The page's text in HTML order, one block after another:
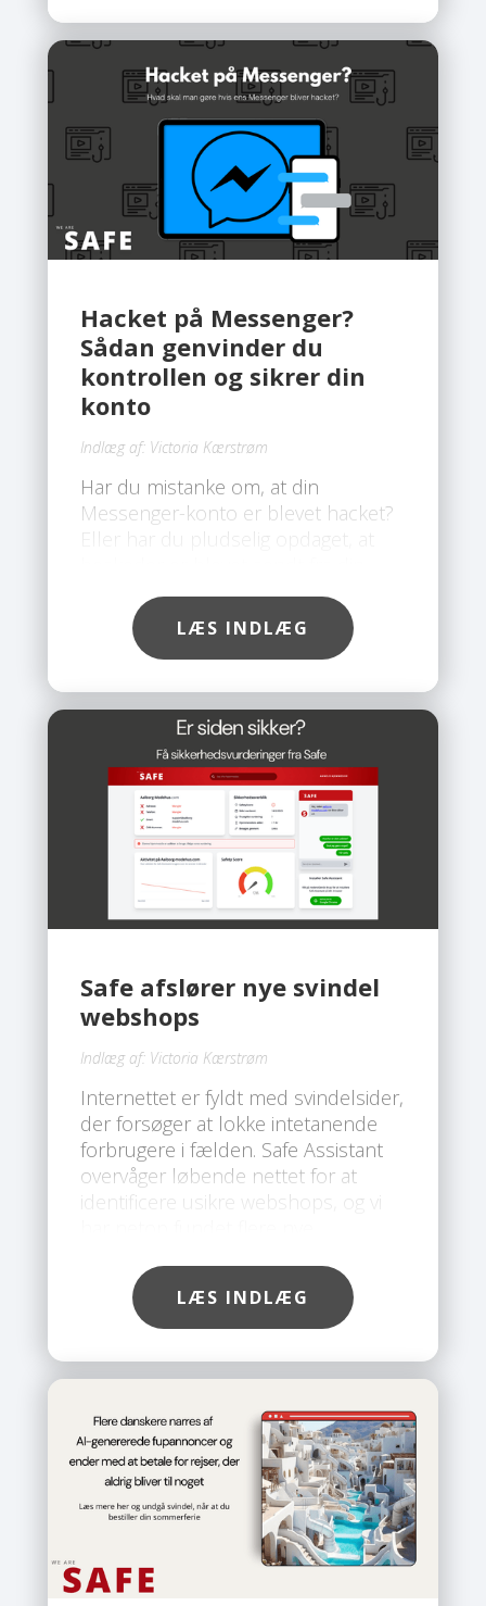
gode nyhed er, at du med få simple
skridt kan beskytte din konto. Du
behøver ikke være teknisk ekspert,
så længe du følger rådene
herunder.
Hacket på Messenger?
Sådan genvinder du
kontrollen og sikrer din
konto
Indlæg af: Victoria Kærstrøm
Har du mistanke om, at din
Messenger-konto er blevet hacket?
Eller har du pludselig opdaget, at
konto uden din viden? Du er ikke
alene. Mange brugere oplever
desværre, at deres Facebook- og
kompromitteret af hackere.
LÆS INDLÆG
Safe afslører nye svindel
webshops
Indlæg af: Victoria Kærstrøm
Internettet er fyldt med svindelsider,
der forsøger at lokke intetanende
forbrugere i fælden. Safe Assistant
overvåger løbende nettet for at
identificere usikre webshops, og vi
LÆS INDLÆG